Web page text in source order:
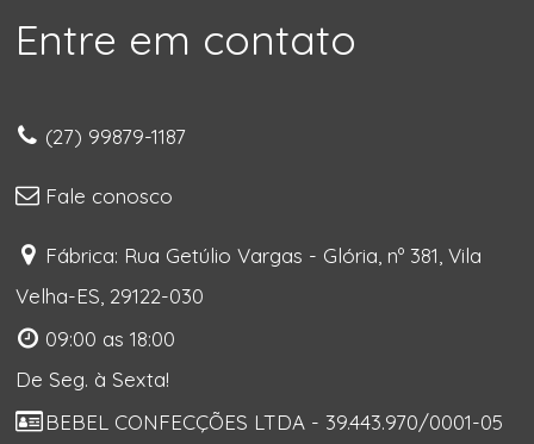
Entre em contato
(27) 99879-1187
Fale conosco
Fábrica: Rua Getúlio Vargas - Glória, nº 381, Vila
Velha-ES, 29122-030
09:00 as 18:00
De Seg. à Sexta!
BEBEL CONFECÇÕES LTDA - 39.443.970/0001-05